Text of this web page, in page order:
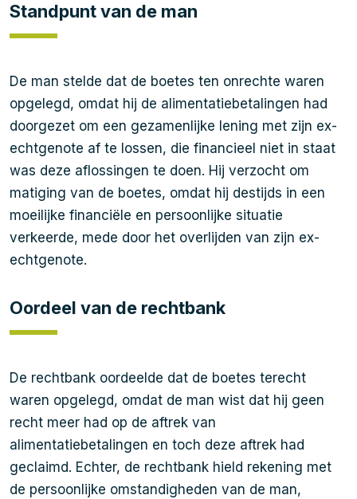
Standpunt van de man
De man stelde dat de boetes ten onrechte waren
opgelegd, omdat hij de alimentatiebetalingen had
doorgezet om een gezamenlijke lening met zijn ex-
echtgenote af te lossen, die financieel niet in staat
was deze aflossingen te doen. Hij verzocht om
matiging van de boetes, omdat hij destijds in een
moeilijke financiële en persoonlijke situatie
verkeerde, mede door het overlijden van zijn ex-
echtgenote.
Oordeel van de rechtbank
De rechtbank oordeelde dat de boetes terecht
waren opgelegd, omdat de man wist dat hij geen
recht meer had op de aftrek van
alimentatiebetalingen en toch deze aftrek had
geclaimd. Echter, de rechtbank hield rekening met
de persoonlijke omstandigheden van de man,